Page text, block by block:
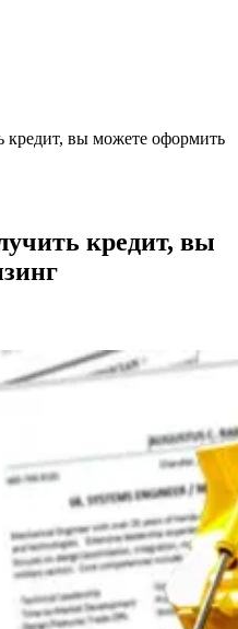
кредит, вы можете оформить
кредит, вы